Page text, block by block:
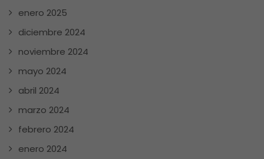
enero 2025
diciembre 2024
noviembre 2024
mayo 2024
abril 2024
marzo 2024
febrero 2024
enero 2024